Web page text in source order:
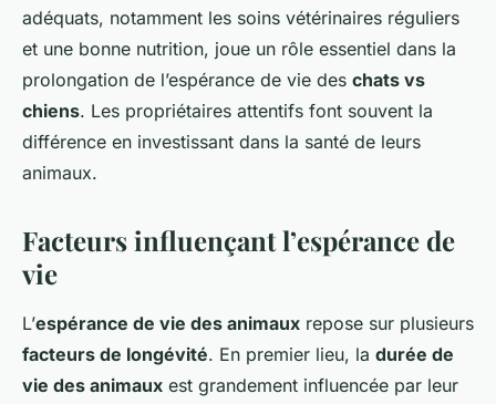
adéquats, notamment les soins vétérinaires réguliers
et une bonne nutrition, joue un rôle essentiel dans la
prolongation de l’espérance de vie des chats vs
chiens. Les propriétaires attentifs font souvent la
différence en investissant dans la santé de leurs
animaux.
Facteurs influençant l’espérance de
vie
L’espérance de vie des animaux repose sur plusieurs
facteurs de longévité. En premier lieu, la durée de
vie des animaux est grandement influencée par leur